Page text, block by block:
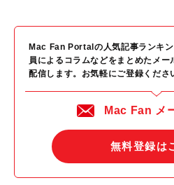
Mac Fan Portalの人気記事ランキ
員によるコラムなどをまとめたメー
配信します。お気軽にご登録くださ
Mac Fan メ
無料登録は